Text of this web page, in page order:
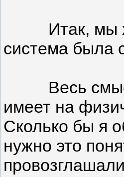
Итак, мы
система была
Весь смысл
имеет на
Сколько бы я
нужно это